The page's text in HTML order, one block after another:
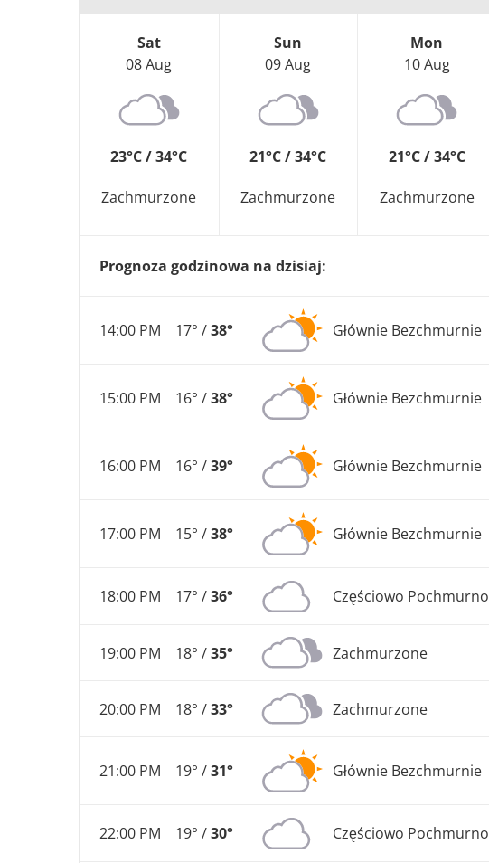
Sat
08 Aug
23°C / 34°C
Zachmurzone
Sun
09 Aug
21°C / 34°C
Zachmurzone
Mon
10 Aug
21°C / 34°C
Zachmurzone
Prognoza godzinowa na dzisiaj:
14:00 PM 17° /38° Głównie Bezchmurnie
15:00 PM 16° /38° Głównie Bezchmurnie
16:00 PM 16° /39° Głównie Bezchmurnie
17:00 PM 15° /38° Głównie Bezchmurnie
18:00 PM 17° /36° Częściowo Pochmurno
19:00 PM 18° /35° Zachmurzone
20:00 PM 18° /33° Zachmurzone
21:00 PM 19° /31° Głównie Bezchmurnie
22:00 PM 19° /30° Częściowo Pochmurno